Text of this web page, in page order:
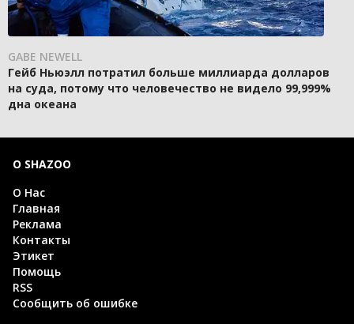
GABE NEWELL
Гейб Ньюэлл потратил больше миллиарда долларов
на суда, потому что человечество не видело 99,999%
дна океана
О SHAZOO
О Нас
Главная
Реклама
Контакты
Этикет
Помощь
RSS
Сообщить об ошибке